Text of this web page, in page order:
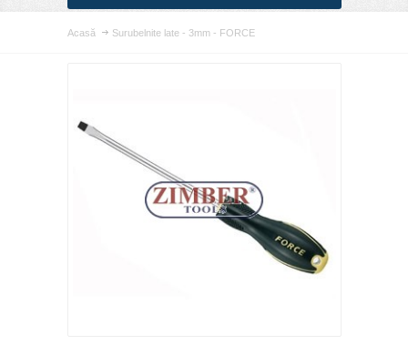
Acasă Surubelnite late - 3mm - FORCE